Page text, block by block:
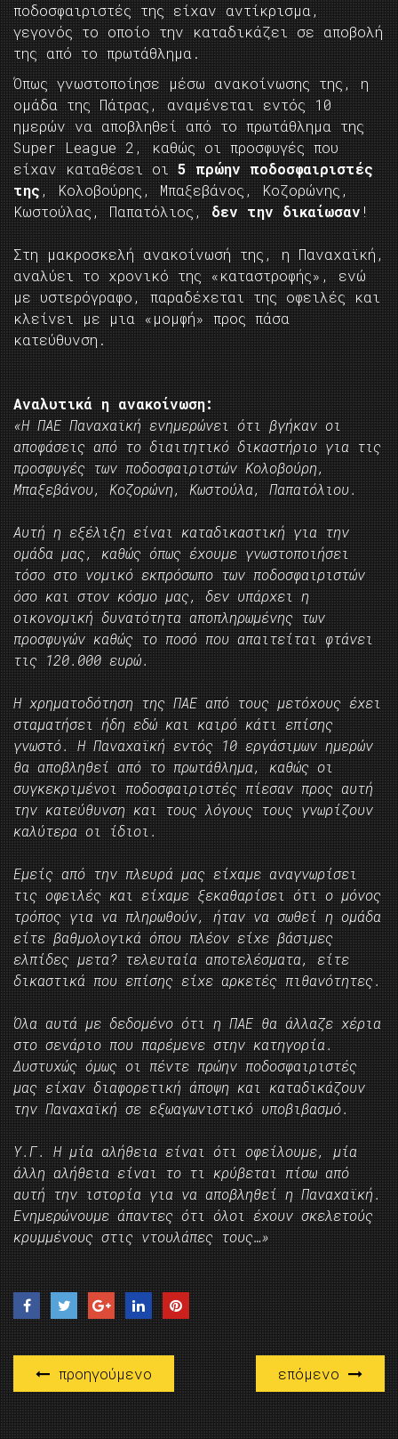
ποδοσφαιριστές της είχαν αντίκρισμα,
γεγονός το οποίο την καταδικάζει σε αποβολή
της από το πρωτάθλημα.
Όπως γνωστοποίησε μέσω ανακοίνωσης της, η
ομάδα της Πάτρας, αναμένεται εντός 10
ημερών να αποβληθεί από το πρωτάθλημα της
Super League 2, καθώς οι προσφυγές που
είχαν καταθέσει οι 5 πρώην ποδοσφαιριστές
της , Κολοβούρης, Μπαξεβάνος, Κοζορώνης,
Κωστούλας, Παπατόλιος, δεν την δικαίωσαν !
Στη μακροσκελή ανακοίνωσή της, η Παναχαϊκή,
αναλύει το χρονικό της «καταστροφής», ενώ
με υστερόγραφο, παραδέχεται της οφειλές και
κλείνει με μια «μομφή» προς πάσα
κατεύθυνση.
Αναλυτικά η ανακοίνωση:
«Η ΠΑΕ Παναχαϊκή ενημερώνει ότι βγήκαν οι
αποφάσεις από το διαιτητικό δικαστήριο για τις
προσφυγές των ποδοσφαιριστών Κολοβούρη,
Μπαξεβάνου, Κοζορώνη, Κωστούλα, Παπατόλιου.
Αυτή η εξέλιξη είναι καταδικαστική για την
ομάδα μας, καθώς όπως έχουμε γνωστοποιήσει
τόσο στο νομικό εκπρόσωπο των ποδοσφαιριστών
όσο και στον κόσμο μας, δεν υπάρχει η
οικονομική δυνατότητα αποπληρωμένης των
προσφυγών καθώς το ποσό που απαιτείται φτάνει
τις 120.000 ευρώ.
Η χρηματοδότηση της ΠΑΕ από τους μετόχους έχει
σταματήσει ήδη εδώ και καιρό κάτι επίσης
γνωστό. Η Παναχαϊκή εντός 10 εργάσιμων ημερών
θα αποβληθεί από το πρωτάθλημα, καθώς οι
συγκεκριμένοι ποδοσφαιριστές πίεσαν προς αυτή
την κατεύθυνση και τους λόγους τους γνωρίζουν
καλύτερα οι ίδιοι.
Εμείς από την πλευρά μας είχαμε αναγνωρίσει
τις οφειλές και είχαμε ξεκαθαρίσει ότι ο μόνος
τρόπος για να πληρωθούν, ήταν να σωθεί η ομάδα
είτε βαθμολογικά όπου πλέον είχε βάσιμες
ελπίδες μετα? τελευταία αποτελέσματα, είτε
δικαστικά που επίσης είχε αρκετές πιθανότητες.
Όλα αυτά με δεδομένο ότι η ΠΑΕ θα άλλαζε χέρια
στο σενάριο που παρέμενε στην κατηγορία.
Δυστυχώς όμως οι πέντε πρώην ποδοσφαιριστές
μας είχαν διαφορετική άποψη και καταδικάζουν
την Παναχαϊκή σε εξωαγωνιστικό υποβιβασμό.
Υ.Γ. Η μία αλήθεια είναι ότι οφείλουμε, μία
άλλη αλήθεια είναι το τι κρύβεται πίσω από
αυτή την ιστορία για να αποβληθεί η Παναχαϊκή.
Ενημερώνουμε άπαντες ότι όλοι έχουν σκελετούς
κρυμμένους στις ντουλάπες τους…»
προηγούμενο επόμενο